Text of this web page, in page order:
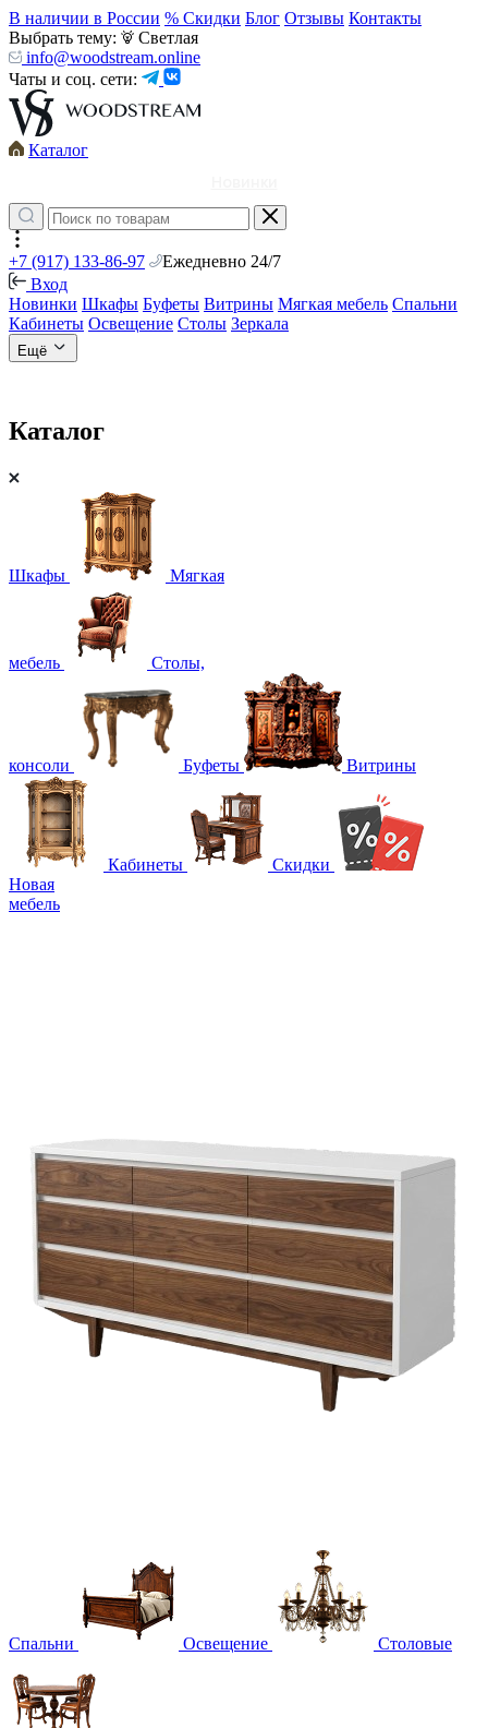
В наличии в России % Скидки Блог Отзывы Контакты
Выбрать тему:
Светлая
info@woodstream.online
Чаты и соц. сети:
Каталог
+7 (917) 133-86-97
Ежедневно 24/7
Вход
Новинки Шкафы Буфеты Витрины Мягкая мебель Спальни
Кабинеты Освещение Столы Зеркала
Ещё
Каталог
Шкафы Мягкая
мебель Столы,
консоли Буфеты Витрины
Кабинеты
Скидки
Новая
мебель
Спальни Освещение Столовые